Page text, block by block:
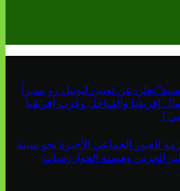
تعلن عن تعيين ليونيل رو مديراً
إفريقيا والساحل وغرب إفريقيا
العبور الجماعي الأخيرة نحو سبتة
وهيمنة الخوارزميات